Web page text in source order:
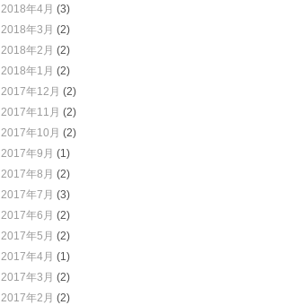
2018年4月 (3)
2018年3月 (2)
2018年2月 (2)
2018年1月 (2)
2017年12月 (2)
2017年11月 (2)
2017年10月 (2)
2017年9月 (1)
2017年8月 (2)
2017年7月 (3)
2017年6月 (2)
2017年5月 (2)
2017年4月 (1)
2017年3月 (2)
2017年2月 (2)